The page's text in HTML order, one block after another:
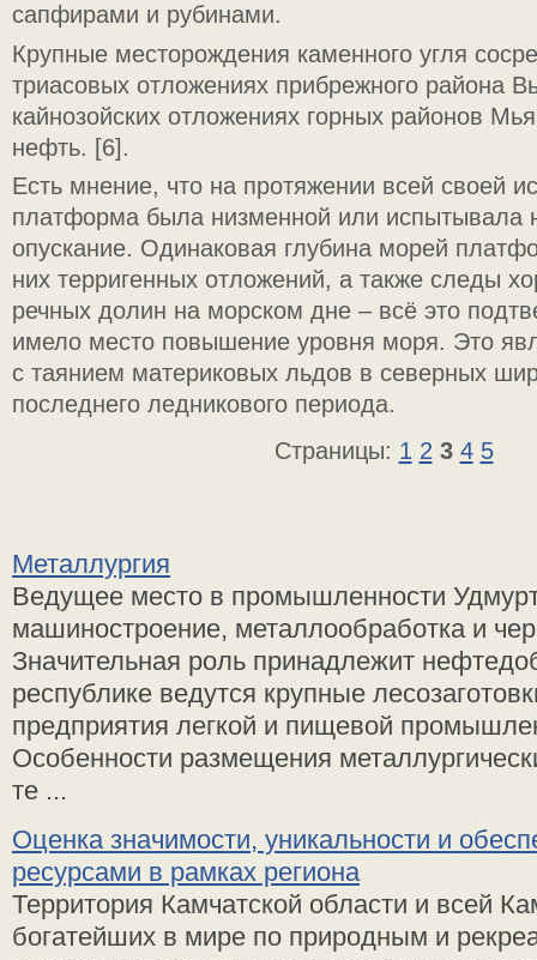
сапфирами и рубинами.
Крупные месторождения каменного угля
триасовых отложениях прибрежного района
кайнозойских отложениях горных районов
нефть. [6].
Есть мнение, что на протяжении всей своей
платформа была низменной или испытывала
опускание. Одинаковая глубина морей
них терригенных отложений, а также следы
речных долин на морском дне – всё это
имело место повышение уровня моря. Это
с таянием материковых льдов в северных
последнего ледникового периода.
Страницы: 1 2 3 4 5
Металлургия
Ведущее место в промышленности
машиностроение, металлообработка и
Значительная роль принадлежит
республике ведутся крупные
предприятия легкой и пищевой
Особенности размещения
те ...
Оценка значимости, уникальности и
ресурсами в рамках региона
Территория Камчатской области и всей
богатейших в мире по природным и